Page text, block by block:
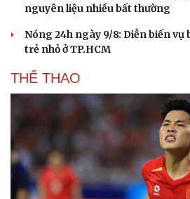
nguyên liệu nhiều bất thường
Nóng 24h ngày 9/8: Diễn biến vụ
trẻ nhỏ ở TP.HCM
THỂ THAO